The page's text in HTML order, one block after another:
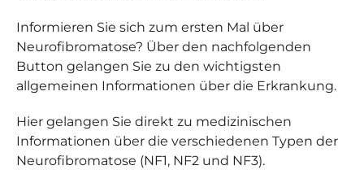
Informieren Sie sich zum ersten Mal über
Neurofibromatose? Über den nachfolgenden
Button gelangen Sie zu den wichtigsten
allgemeinen Informationen über die Erkrankung.
Hier gelangen Sie direkt zu medizinischen
Informationen über die verschiedenen Typen der
Neurofibromatose (NF1, NF2 und NF3).